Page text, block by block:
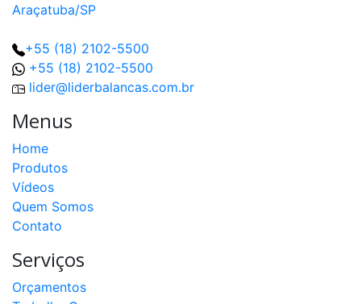
Araçatuba/SP
+55 (18) 2102-5500
+55 (18) 2102-5500
lider@liderbalancas.com.br
Menus
Home
Produtos
Vídeos
Quem Somos
Contato
Serviços
Orçamentos